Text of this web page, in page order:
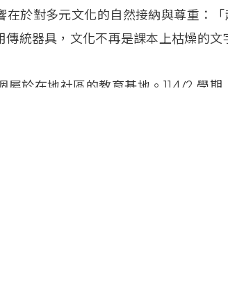
在於對多元文化的自然接納與尊重：
統器具，文化不再是課本上枯燥的文
於在地社區的教育基地。114/2 學期